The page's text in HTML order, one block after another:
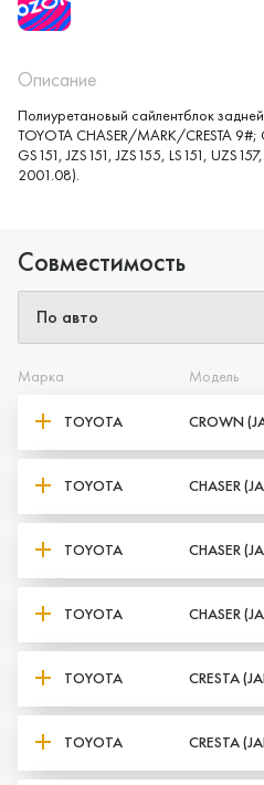
Описание
Полиуретановый сайлентблок
TOYOTA CHASER/MARK/CRESTA
GS151, JZS151, JZS155, LS151,
2001.08).
Совместимость
Марка Модель
TOYOTA CROWN
TOYOTA CHASER
TOYOTA CHASER
TOYOTA CHASER
TOYOTA CRESTA
TOYOTA CRESTA